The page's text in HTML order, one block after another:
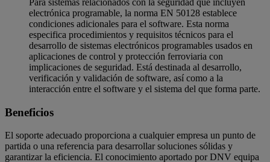
electrónica programable, la norma EN 50128 establece
condiciones adicionales para el software. Esta norma
especifica procedimientos y requisitos técnicos para el
desarrollo de sistemas electrónicos programables usados en
aplicaciones de control y protección ferroviaria con
implicaciones de seguridad. Está destinada al desarrollo,
verificación y validación de software, así como a la
interacción entre el software y el sistema del que forma parte.
Beneficios
El soporte adecuado proporciona a cualquier empresa un punto de
partida o una referencia para desarrollar soluciones sólidas y
garantizar la eficiencia. El conocimiento aportado por DNV equipa